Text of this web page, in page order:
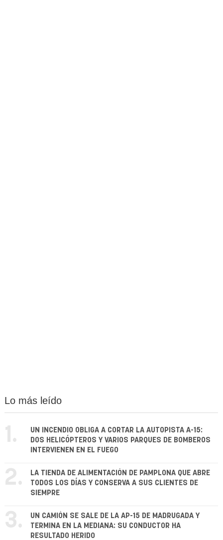
Lo más leído
1.
UN INCENDIO OBLIGA A CORTAR LA AUTOPISTA A-15:
DOS HELICÓPTEROS Y VARIOS PARQUES DE BOMBEROS
INTERVIENEN EN EL FUEGO
2.
LA TIENDA DE ALIMENTACIÓN DE PAMPLONA QUE ABRE
TODOS LOS DÍAS Y CONSERVA A SUS CLIENTES DE
SIEMPRE
3.
UN CAMIÓN SE SALE DE LA AP-15 DE MADRUGADA Y
TERMINA EN LA MEDIANA: SU CONDUCTOR HA
RESULTADO HERIDO